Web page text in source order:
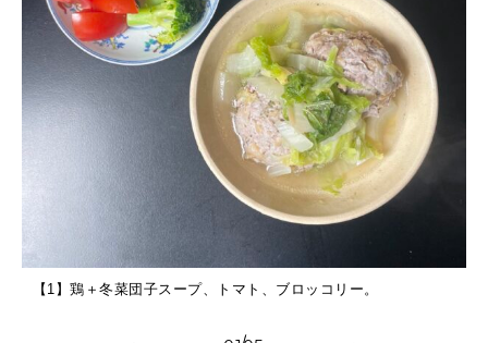
2025年12月号「お酒の新常識。」
【1】鶏＋冬菜団子スープ、トマト、ブロッコリー。